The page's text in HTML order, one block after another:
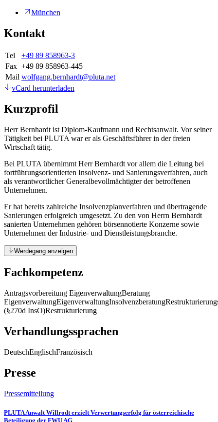
München
Kontakt
Tel
+49 89 858963-3
Fax +49 89 858963-445
Mail wolfgang.bernhardt@pluta.net
vCard herunterladen
Kurzprofil
Herr Bernhardt ist Diplom-Kaufmann und Rechtsanwalt. Vor seiner
Tätigkeit bei PLUTA war er als Geschäftsführer in der freien
Wirtschaft tätig.
Bei PLUTA übernimmt Herr Bernhardt vor allem die Leitung bei
fortführungsorientierten Insolvenz- und Sanierungsverfahren, auch
als verantwortlicher Generalbevollmächtigter der betroffenen
Unternehmen.
Er hat bereits zahlreiche Insolvenzplanverfahren und übertragende
Sanierungen erfolgreich umgesetzt. Zu den von Herrn Bernhardt
sanierten Unternehmen gehören börsennotierte Konzerne sowie
Unternehmen der Industrie- und Dienstleistungsbranche.
Werdegang anzeigen
Fachkompetenz
Antragsvorbereitung EigenverwaltungBeratung
EigenverwaltungEigenverwaltungInsolvenzberatung
(§270d InsO)Restrukturierung
Verhandlungssprachen
DeutschEnglischFranzösisch
Presse
Pressemitteilung
PLUTA Anwalt Willrodt erzielt Verwertungserfolg für österreichische
Beteiligung der FWU AG